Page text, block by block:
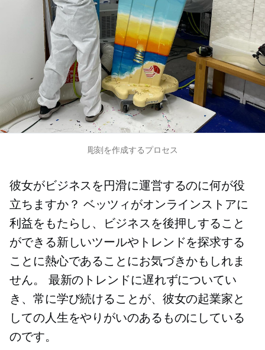
彫刻を作成するプロセス
彼女がビジネスを円滑に運営するのに何が役
立ちますか？ ベッツィがオンラインストアに
利益をもたらし、ビジネスを後押しすること
ができる新しいツールやトレンドを探求する
ことに熱心であることにお気づきかもしれま
せん。 最新のトレンドに遅れずについてい
き、常に学び続けることが、彼女の起業家と
しての人生をやりがいのあるものにしている
のです。